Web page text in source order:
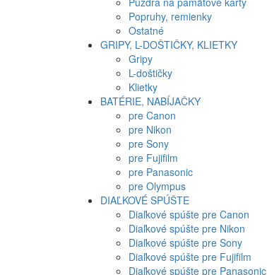
Popruhy, remienky
Ostatné
GRIPY, L-DOŠTIČKY, KLIETKY
Gripy
L-doštičky
Klietky
BATÉRIE, NABÍJAČKY
pre Canon
pre Nikon
pre Sony
pre Fujifilm
pre Panasonic
pre Olympus
DIAĽKOVÉ SPÚŠTE
Diaľkové spúšte pre Canon
Diaľkové spúšte pre Nikon
Diaľkové spúšte pre Sony
Diaľkové spúšte pre Fujifilm
Diaľkové spúšte pre Panasonic